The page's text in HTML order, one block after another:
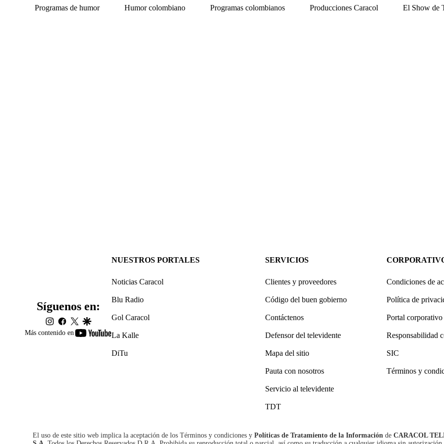
Programas de humor Humor colombiano Programas colombianos Producciones Caracol El Show de
Más contenido en
youtube-
Síguenos en:
instagram
facebook
twittergoogle
NUESTROS PORTALES
Noticias Caracol
Blu Radio
Gol Caracol
La Kalle
DiTu
SERVICIOS
Clientes y proveedores
Código del buen gobierno
Contáctenos
Defensor del televidente
Mapa del sitio
Pauta con nosotros
Servicio al televidente
TDT
Condiciones de
Política de
Portal corporativo
Responsabilidad
SIC
Términos y
El uso de este sitio web implica la aceptación de los Términos y condiciones y Políticas de Tratamiento de la Información de CARACOL